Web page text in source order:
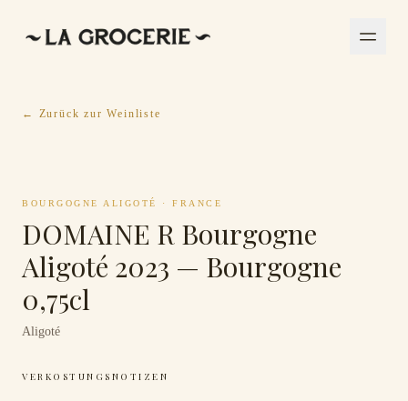
← Zurück zur Weinliste
BOURGOGNE ALIGOTÉ · FRANCE
DOMAINE R Bourgogne
Aligoté 2023 — Bourgogne
0,75cl
Aligoté
VERKOSTUNGSNOTIZEN